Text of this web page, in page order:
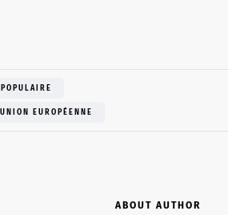
UNION EUROPÉENNE
ABOUT AUTHOR